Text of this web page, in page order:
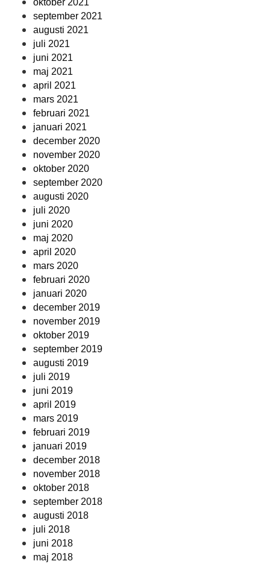
oktober 2021
september 2021
augusti 2021
juli 2021
juni 2021
maj 2021
april 2021
mars 2021
februari 2021
januari 2021
december 2020
november 2020
oktober 2020
september 2020
augusti 2020
juli 2020
juni 2020
maj 2020
april 2020
mars 2020
februari 2020
januari 2020
december 2019
november 2019
oktober 2019
september 2019
augusti 2019
juli 2019
juni 2019
april 2019
mars 2019
februari 2019
januari 2019
december 2018
november 2018
oktober 2018
september 2018
augusti 2018
juli 2018
juni 2018
maj 2018